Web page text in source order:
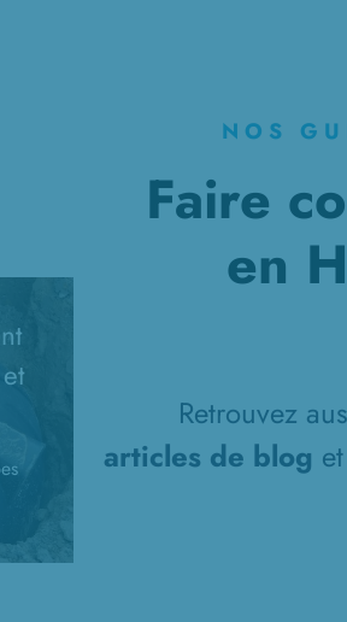
NOS
Faire
en
Retrouvez
articles de blog et